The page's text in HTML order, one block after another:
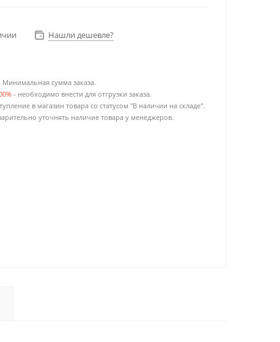
Нашли дешевле?
Минимальная сумма заказа.
- необходимо внести для отгрузки заказа.
в магазин товара со статусом "В наличии на складе".
уточнять наличие товара у менеджеров.